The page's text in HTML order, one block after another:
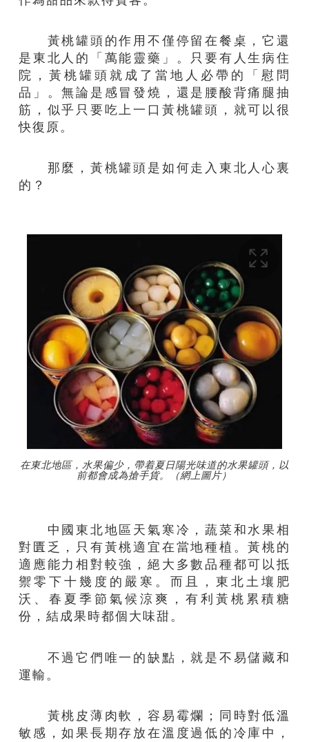
黃桃罐頭的作用不僅停留在餐桌，它還
是東北人的「萬能靈藥」。只要有人生病住
院，黃桃罐頭就成了當地人必帶的「慰問
品」。無論是感冒發燒，還是腰酸背痛腿抽
筋，似乎只要吃上一口黃桃罐頭，就可以很
快復原。
那麼，黃桃罐頭是如何走入東北人心裏
的？
在東北地區，水果偏少，帶着夏日陽光味道的水果罐頭，以
前都會成為搶手貨。（網上圖片）
中國東北地區天氣寒冷，蔬菜和水果相
對匱乏，只有黃桃適宜在當地種植。黃桃的
適應能力相對較強，絕大多數品種都可以抵
禦零下十幾度的嚴寒。而且，東北土壤肥
沃、春夏季節氣候涼爽，有利黃桃累積糖
份，結成果時都個大味甜。
不過它們唯一的缺點，就是不易儲藏和
運輸。
黃桃皮薄肉軟，容易霉爛；同時對低溫
敏感，如果長期存放在溫度過低的冷庫中，